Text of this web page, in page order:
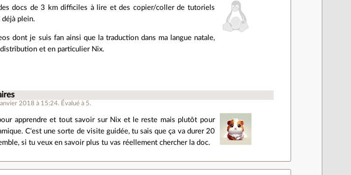
docs de 3 km difficiles à lire et des copier/coller de tutoriels
déjà plein.
dont je suis fan ainsi que la traduction dans ma langue natale,
et en particulier Nix.
2018 à 15:24. Évalué à 5.
apprendre et tout savoir sur Nix et le reste mais plutôt pour
C'est une sorte de visite guidée, tu sais que ça va durer 20
si tu veux en savoir plus tu vas réellement chercher la doc.